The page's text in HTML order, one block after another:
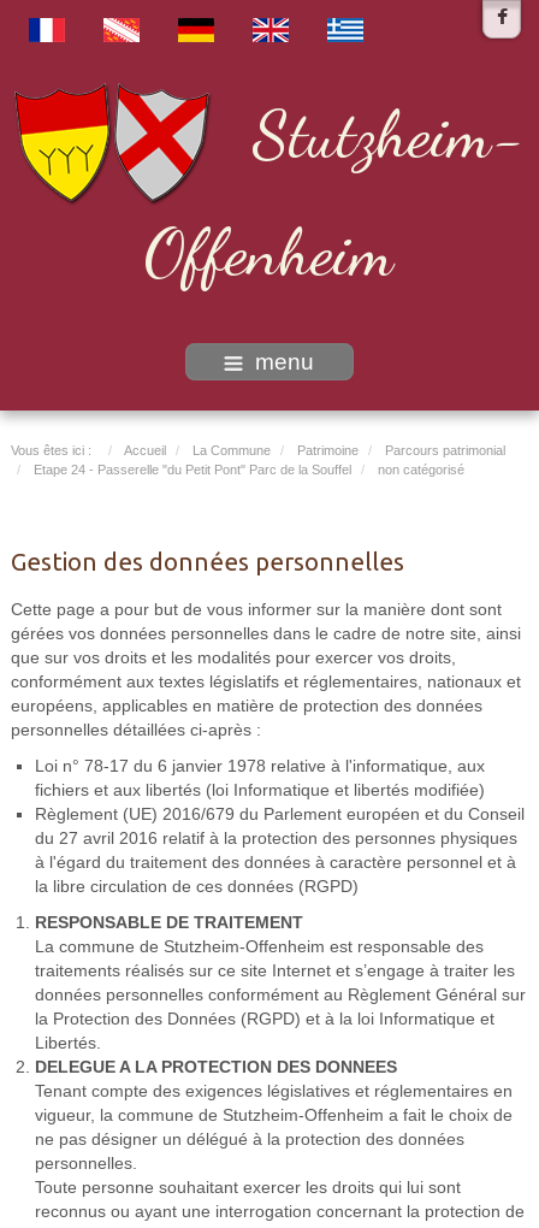
Stutzheim-
Offenheim
menu
Vous êtes ici : Accueil La Commune Patrimoine
Parcours patrimonial
Etape 24 - Passerelle "du Petit Pont" Parc de la Souffel
non catégorisé
Gestion des données personnelles
Cette page a pour but de vous informer sur la manière dont sont
gérées vos données personnelles dans le cadre de notre site, ainsi
que sur vos droits et les modalités pour exercer vos droits,
conformément aux textes législatifs et réglementaires, nationaux et
européens, applicables en matière de protection des données
personnelles détaillées ci-après :
Loi n° 78-17 du 6 janvier 1978 relative à l'informatique, aux
fichiers et aux libertés (loi Informatique et libertés modifiée)
Règlement (UE) 2016/679 du Parlement européen et du Conseil
du 27 avril 2016 relatif à la protection des personnes physiques
à l'égard du traitement des données à caractère personnel et à
la libre circulation de ces données (RGPD)
RESPONSABLE DE TRAITEMENT
La commune de Stutzheim-Offenheim est responsable des
traitements réalisés sur ce site Internet et s’engage à traiter les
données personnelles conformément au Règlement Général sur
la Protection des Données (RGPD) et à la loi Informatique et
Libertés.
DELEGUE A LA PROTECTION DES DONNEES
Tenant compte des exigences législatives et réglementaires en
vigueur, la commune de Stutzheim-Offenheim a fait le choix de
ne pas désigner un délégué à la protection des données
personnelles.
Toute personne souhaitant exercer les droits qui lui sont
reconnus ou ayant une interrogation concernant la protection de